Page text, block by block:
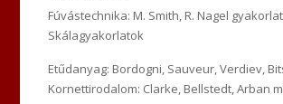
Fúvástechnika: M. Smith, R. Nagel
Skálagyakorlatok
Etűdanyag: Bordogni, Sauveur, Verdiev,
Kornettirodalom: Clarke, Bellstedt, Arban